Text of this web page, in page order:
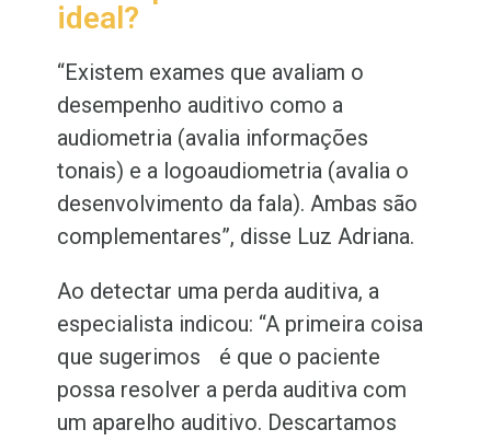
ideal?
“Existem exames que avaliam o
desempenho auditivo como a
audiometria (avalia informações
tonais) e a logoaudiometria (avalia o
desenvolvimento da fala). Ambas são
complementares”, disse Luz Adriana.
Ao detectar uma perda auditiva, a
especialista indicou: “A primeira coisa
que sugerimos é que o paciente
possa resolver a perda auditiva com
um aparelho auditivo. Descartamos